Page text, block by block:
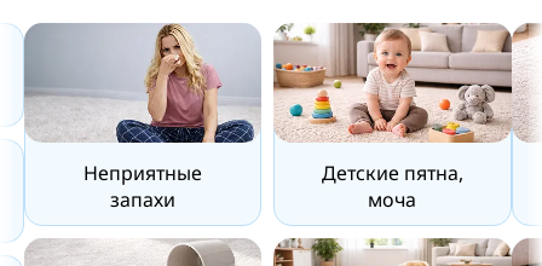
Неприятные
запахи
Детские пятна,
моча